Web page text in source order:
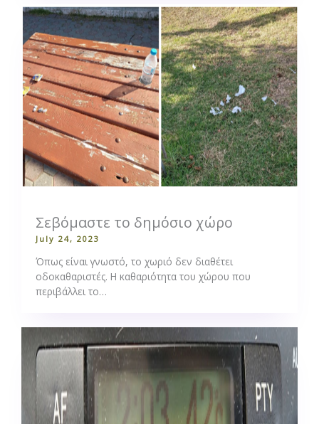
Σεβόμαστε το δημόσιο χώρο
July 24, 2023
Όπως είναι γνωστό, το χωριό δεν διαθέτει
οδοκαθαριστές. Η καθαριότητα του χώρου που
περιβάλλει το…